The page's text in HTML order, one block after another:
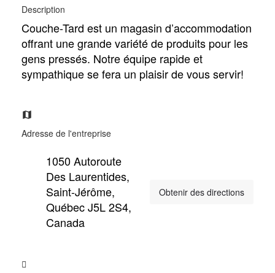
Description
Couche-Tard est un magasin d’accommodation
offrant une grande variété de produits pour les
gens pressés. Notre équipe rapide et
sympathique se fera un plaisir de vous servir!
Adresse de l'entreprise
1050 Autoroute
Des Laurentides,
Saint-Jérôme,
Québec J5L 2S4,
Canada
Obtenir des directions